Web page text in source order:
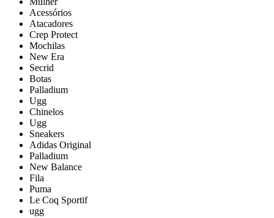
Acessórios
Atacadores
Crep Protect
Mochilas
New Era
Secrid
Botas
Palladium
Ugg
Chinelos
Ugg
Sneakers
Adidas Original
Palladium
New Balance
Fila
Puma
Le Coq Sportif
ugg